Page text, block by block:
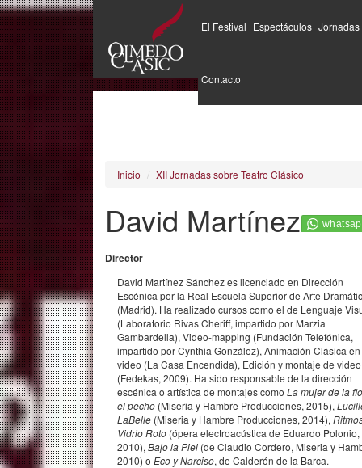
Pasar
al
contenido
principal
El Festival Espectáculos Jornadas
Contacto
Inicio XII Jornadas sobre Teatro Clásico
David Martínez
Director
David Martínez Sánchez es licenciado en Dirección
Escénica por la Real Escuela Superior de Arte
(Madrid). Ha realizado cursos como el de Lenguaje
(Laboratorio Rivas Cheriff, impartido por Marzia
Gambardella), Video-mapping (Fundación Telefónica,
impartido por Cynthia González), Animación Clásica en
video (La Casa Encendida), Edición y montaje de video
(Fedekas, 2009). Ha sido responsable de la dirección
escénica o artística de montajes como La mujer de la
el pecho (Miseria y Hambre Producciones, 2015),
LaBelle (Miseria y Hambre Producciones, 2014),
Vidrio Roto (ópera electroacústica de Eduardo Polonio,
2010), Bajo la Piel (de Claudio Cordero, Miseria y
2010) o Eco y Narciso, de Calderón de la Barca.